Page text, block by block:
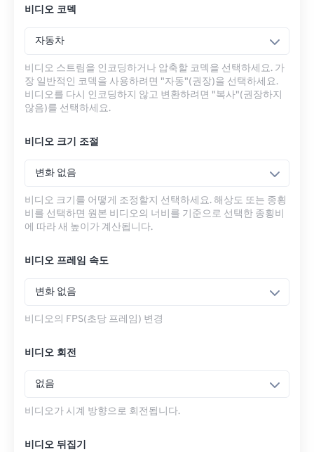
비디오 코덱
자동차
비디오 스트림을 인코딩하거나 압축할 코덱을 선택하세요. 가
장 일반적인 코덱을 사용하려면 "자동"(권장)을 선택하세요.
비디오를 다시 인코딩하지 않고 변환하려면 "복사"(권장하지
않음)를 선택하세요.
비디오 크기 조절
변화 없음
비디오 크기를 어떻게 조정할지 선택하세요. 해상도 또는 종횡
비를 선택하면 원본 비디오의 너비를 기준으로 선택한 종횡비
에 따라 새 높이가 계산됩니다.
비디오 프레임 속도
변화 없음
비디오의 FPS(초당 프레임) 변경
비디오 회전
없음
비디오가 시계 방향으로 회전됩니다.
비디오 뒤집기